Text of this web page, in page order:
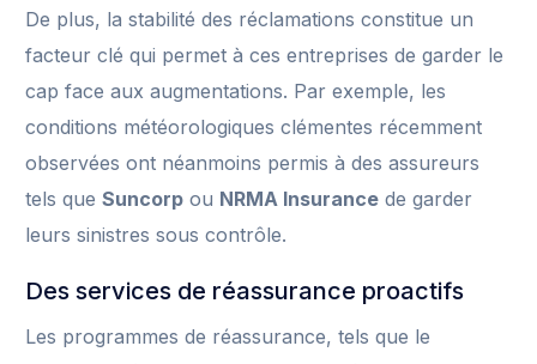
De plus, la stabilité des réclamations constitue un
facteur clé qui permet à ces entreprises de garder le
cap face aux augmentations. Par exemple, les
conditions météorologiques clémentes récemment
observées ont néanmoins permis à des assureurs
tels queSuncorp ou NRMA Insurance de garder
leurs sinistres sous contrôle.
Des services de réassurance proactifs
Les programmes de réassurance, tels que le